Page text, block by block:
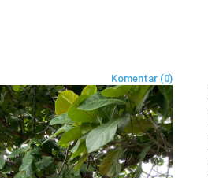
Komentar (0)